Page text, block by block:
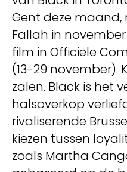
Gent deze maand,
Fallah in
film in Officiële
(13-29 november).
zalen. Black is het
halsoverkop
rivaliserende
kiezen tussen
zoals Martha